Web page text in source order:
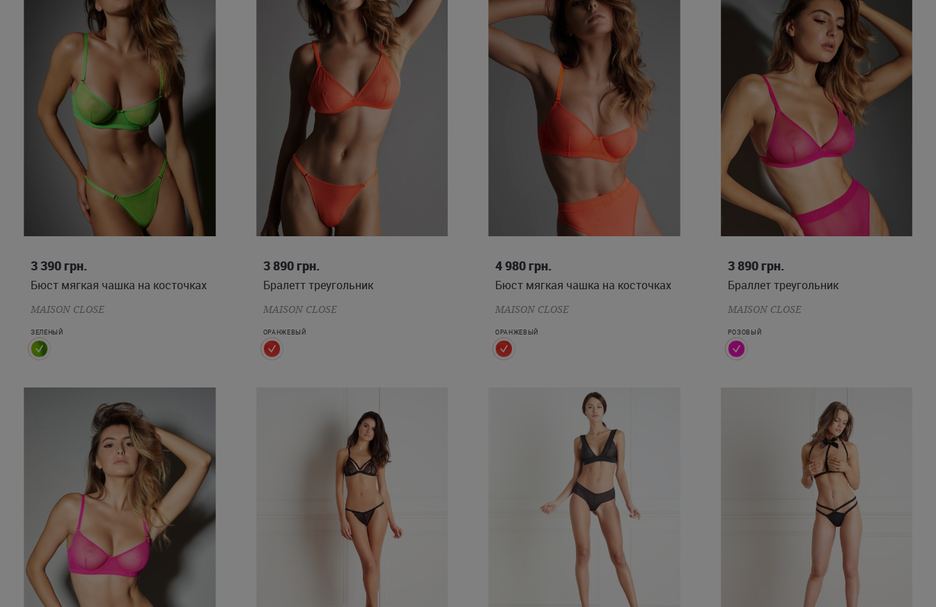
3 390 грн.
Бюст мягкая чашка на косточках
MAISON CLOSE
ЗЕЛЕНЫЙ
3 890грн.
Бралетт треугольник
MAISON CLOSE
ОРАНЖЕВЫЙ
75B 75C
4 980 грн.
Бюст мягкая чашка на косточках
MAISON CLOSE
ОРАНЖЕВЫЙ
3 890грн.
Браллет треугольник
MAISON CLOSE
РОЗОВЫЙ